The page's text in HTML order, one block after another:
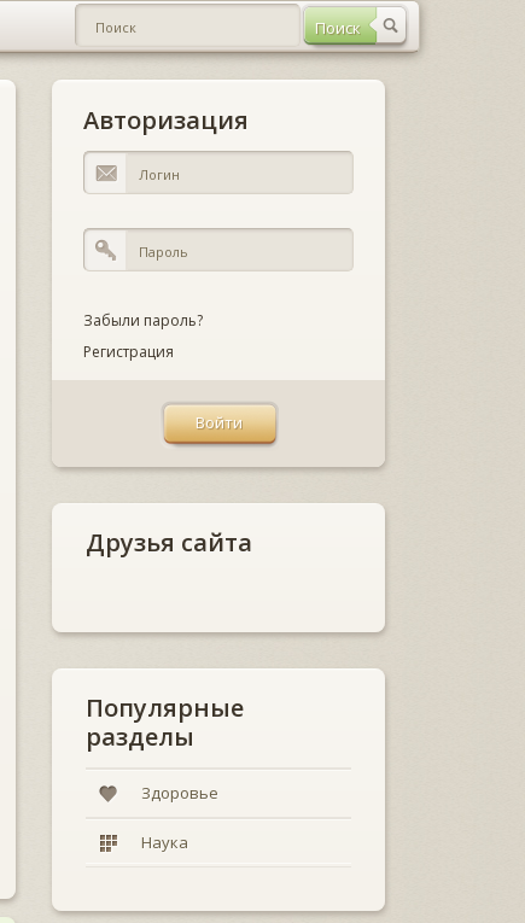
Авторизация
Забыли пароль?
Регистрация
Друзья сайта
Популярные
разделы
Здоровье
Наука